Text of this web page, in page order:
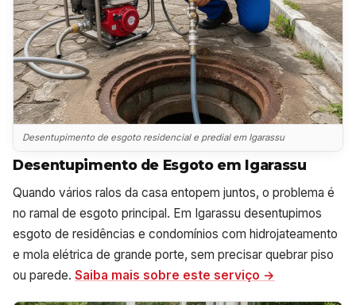
Desentupimento de esgoto residencial e predial em Igarassu
Desentupimento de Esgoto em Igarassu
Quando vários ralos da casa entopem juntos, o problema é
no ramal de esgoto principal. Em Igarassu desentupimos
esgoto de residências e condomínios com hidrojateamento
e mola elétrica de grande porte, sem precisar quebrar piso
ou parede. Saiba mais sobre este serviço →